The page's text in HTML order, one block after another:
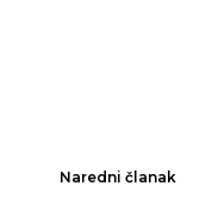
Naredni članak